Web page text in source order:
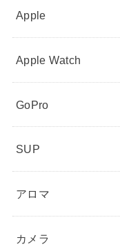
Apple
Apple Watch
GoPro
SUP
アロマ
カメラ